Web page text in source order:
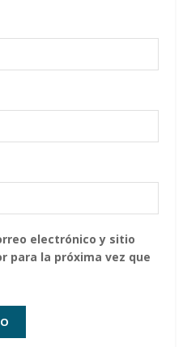
electrónico y sitio
para la próxima vez que